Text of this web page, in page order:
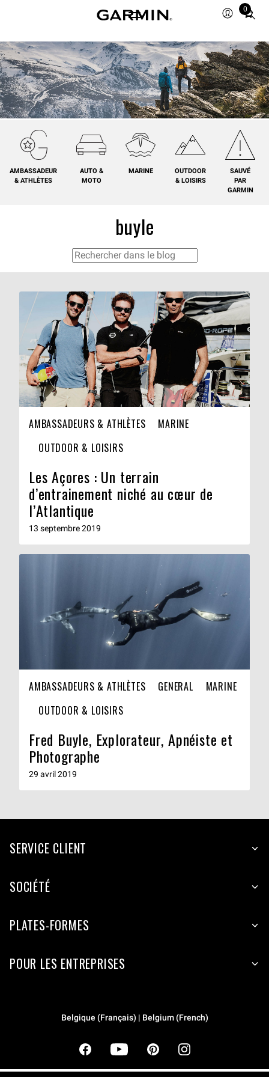
0
Total
in
cart:
0
AMBASSADEUR
& ATHLÈTES
AUTO &
MOTO
MARINE
OUTDOOR
& LOISIRS
SAUVÉ
PAR
GARMIN
buyle
AMBASSADEURS & ATHLÈTES
MARINE
OUTDOOR & LOISIRS
Les Açores : Un terrain
d’entrainement niché au cœur de
l’Atlantique
13 septembre 2019
AMBASSADEURS & ATHLÈTES GENERAL
MARINE
OUTDOOR & LOISIRS
Fred Buyle, Explorateur, Apnéiste et
Photographe
29 avril 2019
SERVICE CLIENT
SOCIÉTÉ
PLATES-FORMES
POUR LES ENTREPRISES
Belgique (Français) | Belgium (French)